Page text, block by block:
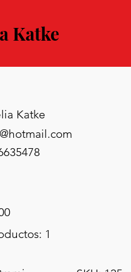
Katke
Katke
1